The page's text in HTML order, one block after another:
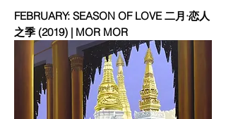
FEBRUARY: SEASON OF LOVE 二月·恋人
之季 (2019) | MOR MOR